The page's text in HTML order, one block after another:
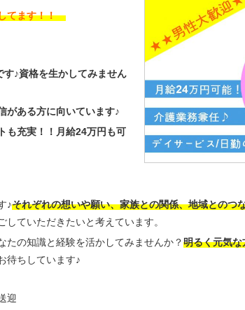
してます！！
♪資格を生かしてみません
がある方に向いています♪
も充実！！月給24万円も可
♪それぞれの想いや願い、家族との関係、地域とのつ
ていただきたいと考えています。
たの知識と経験を活かしてみませんか？明るく元気な
待ちしています♪
迎